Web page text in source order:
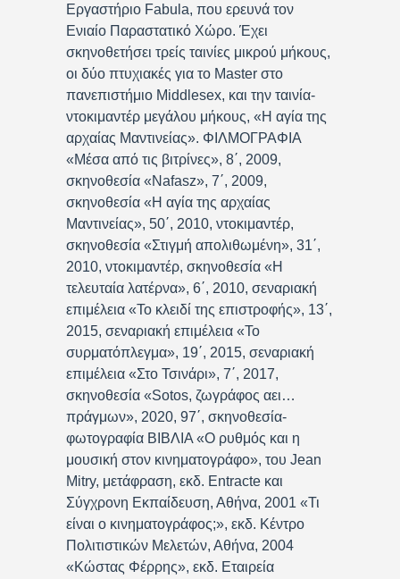
Εργαστήριο Fabula, που ερευνά τον
Ενιαίο Παραστατικό Χώρο. Έχει
σκηνοθετήσει τρείς ταινίες μικρού μήκους,
οι δύο πτυχιακές για το Master στο
πανεπιστήμιο Middlesex, και την ταινία-
ντοκιμαντέρ μεγάλου μήκους, «Η αγία της
αρχαίας Μαντινείας». ΦΙΛΜΟΓΡΑΦΙΑ
«Μέσα από τις βιτρίνες», 8΄, 2009,
σκηνοθεσία «Nafasz», 7΄, 2009,
σκηνοθεσία «Η αγία της αρχαίας
Μαντινείας», 50΄, 2010, ντοκιμαντέρ,
σκηνοθεσία «Στιγμή απολιθωμένη», 31΄,
2010, ντοκιμαντέρ, σκηνοθεσία «Η
τελευταία λατέρνα», 6΄, 2010, σεναριακή
επιμέλεια «Το κλειδί της επιστροφής», 13΄,
2015, σεναριακή επιμέλεια «Το
συρματόπλεγμα», 19΄, 2015, σεναριακή
επιμέλεια «Στο Τσινάρι», 7΄, 2017,
σκηνοθεσία «Sotos, ζωγράφος αει…
πράγμων», 2020, 97΄, σκηνοθεσία-
φωτογραφία ΒΙΒΛΙΑ «Ο ρυθμός και η
μουσική στον κινηματογράφο», του Jean
Mitry, μετάφραση, εκδ. Entracte και
Σύγχρονη Εκπαίδευση, Αθήνα, 2001 «Τι
είναι ο κινηματογράφος;», εκδ. Κέντρο
Πολιτιστικών Μελετών, Αθήνα, 2004
«Κώστας Φέρρης», εκδ. Εταιρεία